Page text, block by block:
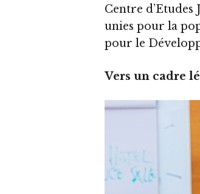
Centre d’Etudes
unies pour la
pour le
Vers un cadre